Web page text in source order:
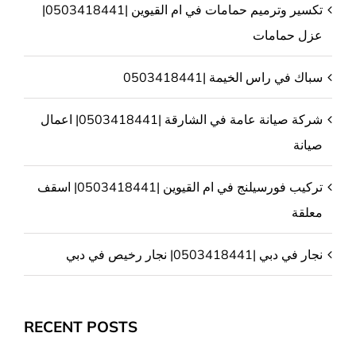
تكسير وترميم حمامات في ام القيوين |0503418441|
عزل حمامات
سباك في راس الخيمة |0503418441
شركة صيانة عامة في الشارقة |0503418441| اعمال
صيانة
تركيب فورسيلنج في ام القيوين |0503418441| اسقف
معلقة
نجار في دبي |0503418441| نجار رخيص في دبي
RECENT POSTS